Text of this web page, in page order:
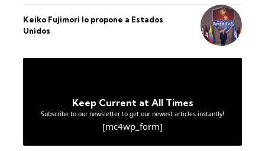
Keiko Fujimori lo propone a Estados
Unidos
Keep Current at All Times
Subscribe to our newsletter to get our newest articles instantly!
[mc4wp_form]